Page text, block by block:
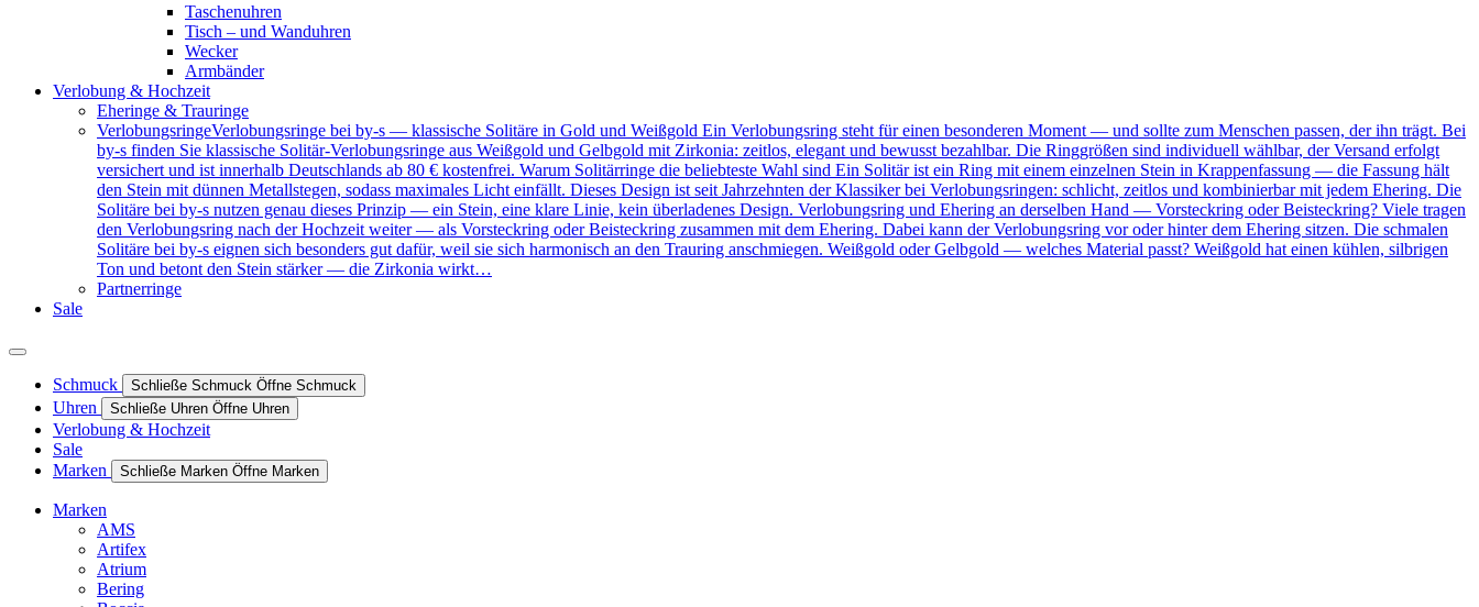
Taschenuhren
Tisch – und Wanduhren
Wecker
Armbänder
Verlobung & Hochzeit
Eheringe & Trauringe
VerlobungsringeVerlobungsringe bei by-s — klassische Solitäre in Gold und Weißgold Ein Verlobungsring steht für einen besonderen Moment — und sollte zum Menschen passen, der ihn trägt. Bei
by-s finden Sie klassische Solitär-Verlobungsringe aus Weißgold und Gelbgold mit Zirkonia: zeitlos, elegant und bewusst bezahlbar. Die Ringgrößen sind individuell wählbar, der Versand erfolgt
versichert und ist innerhalb Deutschlands ab 80 € kostenfrei. Warum Solitärringe die beliebteste Wahl sind Ein Solitär ist ein Ring mit einem einzelnen Stein in Krappenfassung — die Fassung hält
den Stein mit dünnen Metallstegen, sodass maximales Licht einfällt. Dieses Design ist seit Jahrzehnten der Klassiker bei Verlobungsringen: schlicht, zeitlos und kombinierbar mit jedem Ehering. Die
Solitäre bei by-s nutzen genau dieses Prinzip — ein Stein, eine klare Linie, kein überladenes Design. Verlobungsring und Ehering an derselben Hand — Vorsteckring oder Beisteckring? Viele tragen
den Verlobungsring nach der Hochzeit weiter — als Vorsteckring oder Beisteckring zusammen mit dem Ehering. Dabei kann der Verlobungsring vor oder hinter dem Ehering sitzen. Die schmalen
Solitäre bei by-s eignen sich besonders gut dafür, weil sie sich harmonisch an den Trauring anschmiegen. Weißgold oder Gelbgold — welches Material passt? Weißgold hat einen kühlen, silbrigen
Ton und betont den Stein stärker — die Zirkonia wirkt…
Partnerringe
Sale
Schmuck Schließe Schmuck Öffne Schmuck
Uhren Schließe Uhren Öffne Uhren
Verlobung & Hochzeit
Sale
Marken
Schließe Marken Öffne Marken
Marken
AMS
Artifex
Atrium
Bering